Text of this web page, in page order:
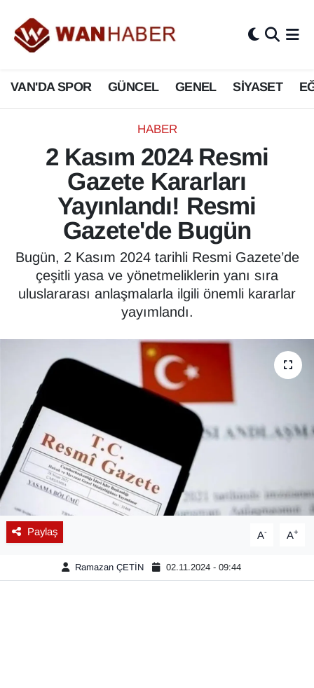
VAN'DA SPOR GÜNCEL GENEL SİYASET
HABER
2 Kasım 2024 Resmi
Gazete Kararları
Yayınlandı! Resmi
Gazete'de Bugün
Bugün, 2 Kasım 2024 tarihli Resmi Gazete’de
çeşitli yasa ve yönetmeliklerin yanı sıra
uluslararası anlaşmalarla ilgili önemli kararlar
yayımlandı.
Paylaş A- A+
Ramazan ÇETİN 02.11.2024 - 09:44
3.SAYFA
ASAYİŞ
BİLİM VE TEKNOLOJİ
Biyografi
Bölge Haberleri
ÇEVRE
Deprem
Dernekler, Odalar
Diğer
DÜNYA
EĞİTİM
EKONOMİ
Eleman
Emlak
Van Nöbetçi Eczaneler
Van Hava Durumu
Van Namaz Vakitleri
Van Trafik Yoğunluk Haritası
Süper Lig Puan Durumu ve Fikstür
Tüm Manşetler
Son Dakika Haberleri
Haber Arşivi